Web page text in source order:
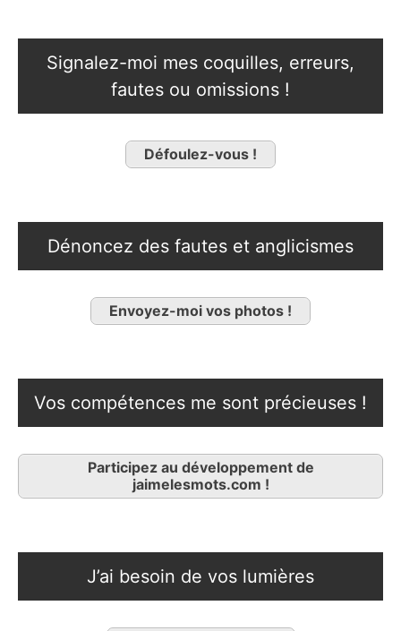
Signalez-moi mes coquilles, erreurs,
fautes ou omissions !
Défoulez-vous !
Dénoncez des fautes et anglicismes
Envoyez-moi vos photos !
Vos compétences me sont précieuses !
Participez au développement de
jaimelesmots.com !
J’ai besoin de vos lumières